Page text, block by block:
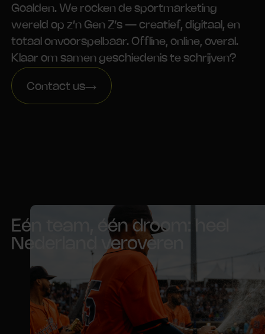
Goalden. We rocken de sportmarketing
wereld op z’n Gen Z’s — creatief, digitaal, en
totaal onvoorspelbaar. Offline, online, overal.
Klaar om samen geschiedenis te schrijven?
Contact us
Eén team, één droom: heel
Nederland veroveren